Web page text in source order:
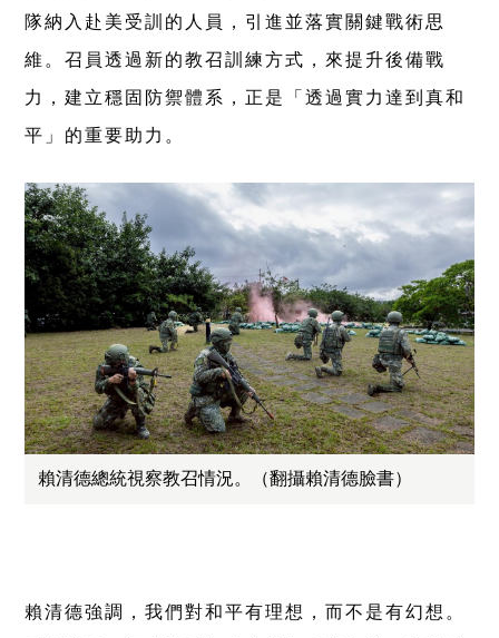
隊納入赴美受訓的人員，引進並落實關鍵戰術思
維。召員透過新的教召訓練方式，來提升後備戰
力，建立穩固防禦體系，正是「透過實力達到真和
平」的重要助力。
賴清德總統視察教召情況。（翻攝賴清德臉書）
賴清德強調，我們對和平有理想，而不是有幻想。